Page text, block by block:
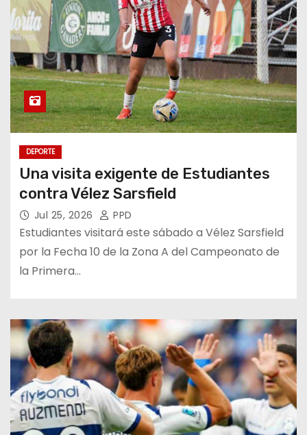
DEPORTE
Una visita exigente de Estudiantes
contra Vélez Sarsfield
Jul 25, 2026 PPD
Estudiantes visitará este sábado a Vélez Sarsfield
por la Fecha 10 de la Zona A del Campeonato de
la Primera…